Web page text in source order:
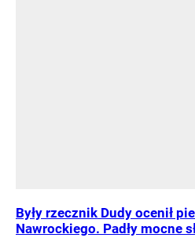
Były rzecznik Dudy ocenił
Nawrockiego. Padły mocne